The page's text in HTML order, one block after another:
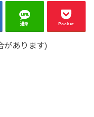
送る Pocket
があります)